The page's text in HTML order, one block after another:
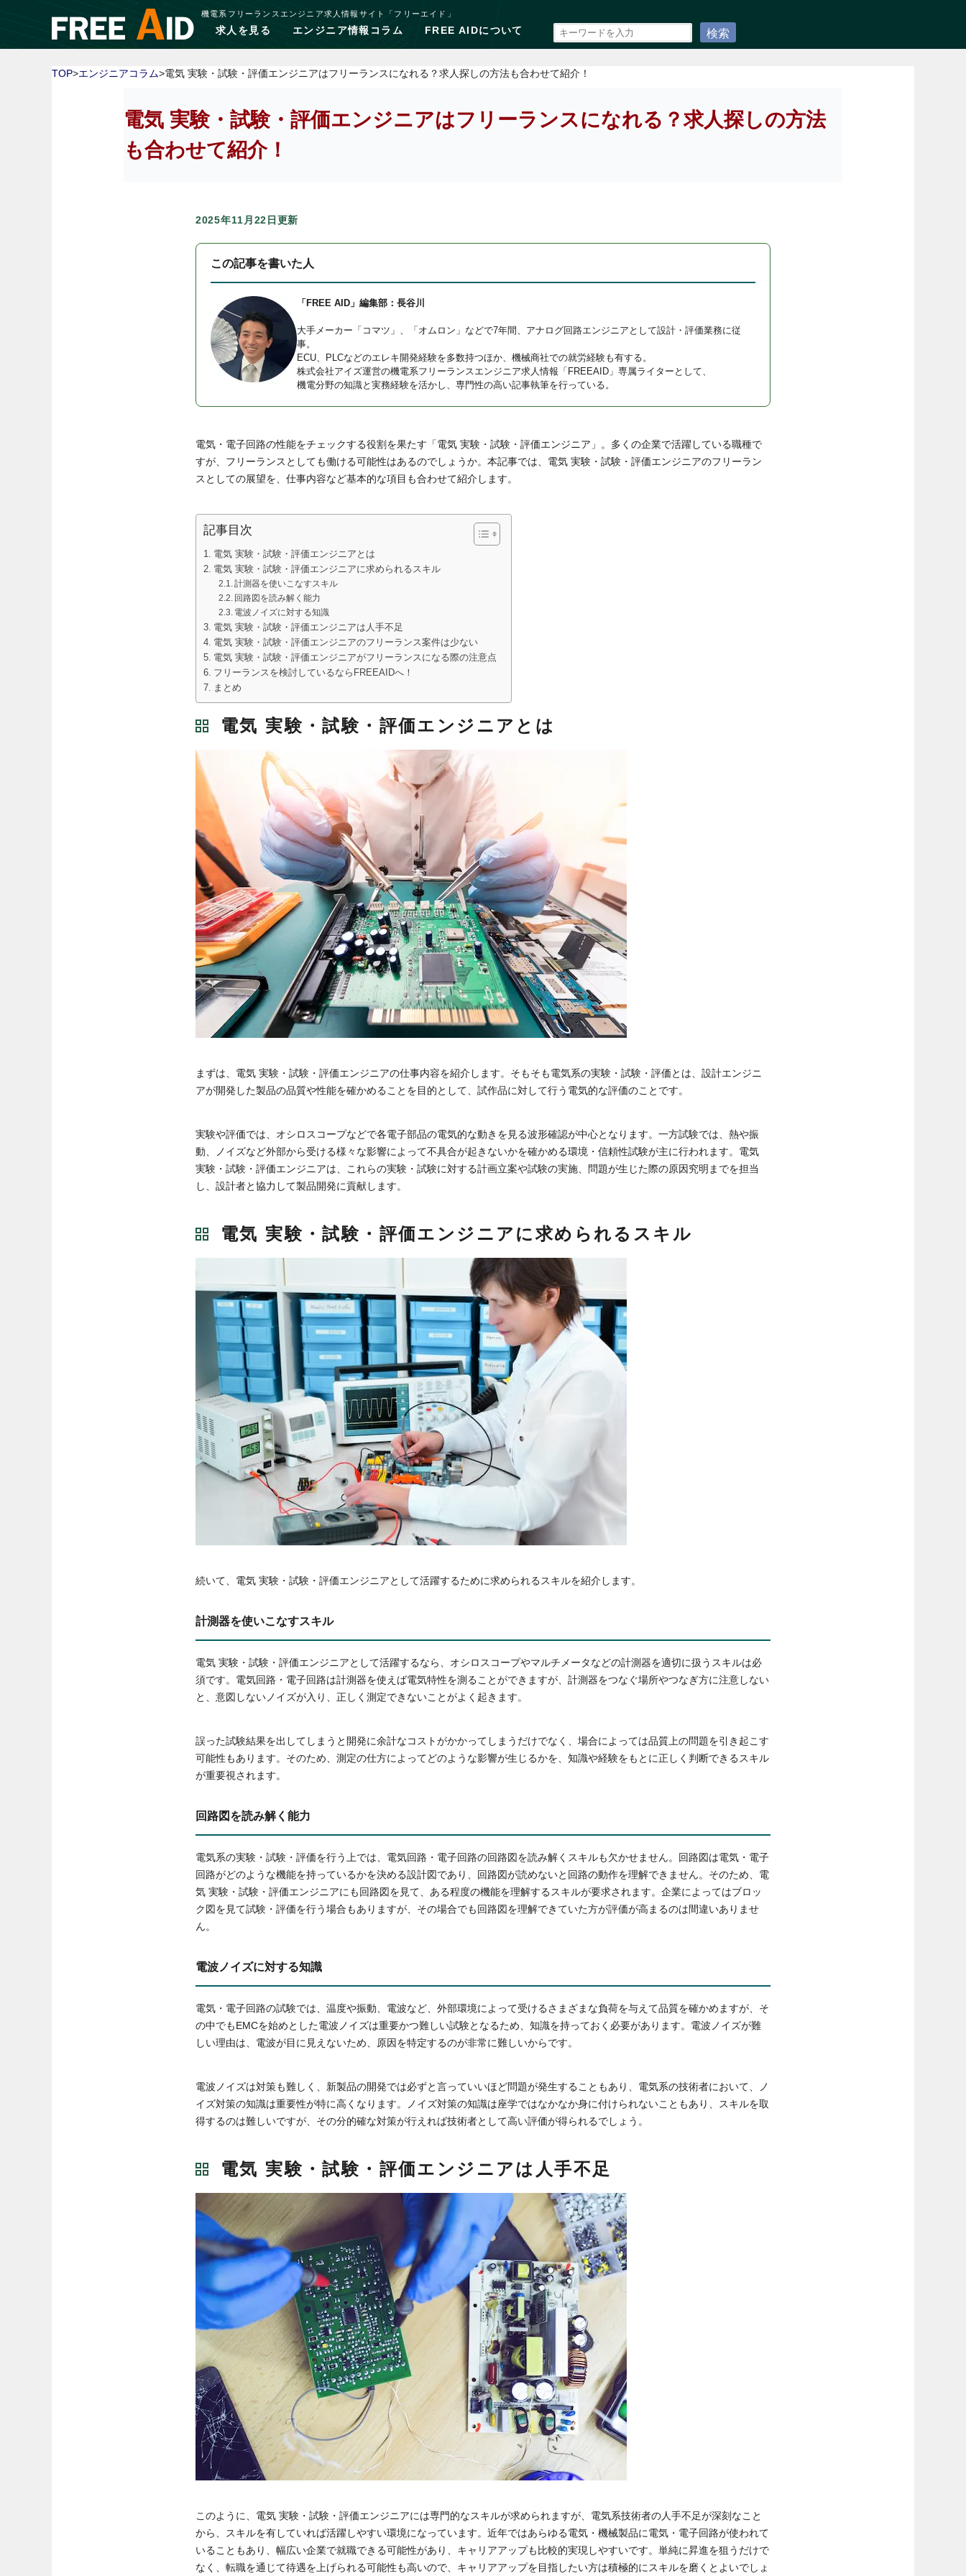
機電系フリーランスエンジニア求人情報サイト「フリーエイド」
求人を見る エンジニア情報コラム FREE AIDについて 検索
TOP>エンジニアコラム>電気 実験・試験・評価エンジニアはフリーランスになれる？求人探しの方法も合わせて紹介！
電気 実験・試験・評価エンジニアはフリーランスになれる？求人探しの方法
も合わせて紹介！
2025年11月22日更新
この記事を書いた人
「FREE AID」編集部：長谷川
大手メーカー「コマツ」、「オムロン」などで7年間、アナログ回路エンジニアとして設計・評価業務に従
事。
ECU、PLCなどのエレキ開発経験を多数持つほか、機械商社での就労経験も有する。
株式会社アイズ運営の機電系フリーランスエンジニア求人情報「FREEAID」専属ライターとして、
機電分野の知識と実務経験を活かし、専門性の高い記事執筆を行っている。
電気・電子回路の性能をチェックする役割を果たす「電気 実験・試験・評価エンジニア」。多くの企業で活躍している職種で
すが、フリーランスとしても働ける可能性はあるのでしょうか。本記事では、電気 実験・試験・評価エンジニアのフリーラン
スとしての展望を、仕事内容など基本的な項目も合わせて紹介します。
記事目次
電気 実験・試験・評価エンジニアとは
電気 実験・試験・評価エンジニアに求められるスキル
計測器を使いこなすスキル
回路図を読み解く能力
電波ノイズに対する知識
電気 実験・試験・評価エンジニアは人手不足
電気 実験・試験・評価エンジニアのフリーランス案件は少ない
電気 実験・試験・評価エンジニアがフリーランスになる際の注意点
フリーランスを検討しているならFREEAIDへ！
まとめ
電気 実験・試験・評価エンジニアとは
まずは、電気 実験・試験・評価エンジニアの仕事内容を紹介します。そもそも電気系の実験・試験・評価とは、設計エンジニ
アが開発した製品の品質や性能を確かめることを目的として、試作品に対して行う電気的な評価のことです。
実験や評価では、オシロスコープなどで各電子部品の電気的な動きを見る波形確認が中心となります。一方試験では、熱や振
動、ノイズなど外部から受ける様々な影響によって不具合が起きないかを確かめる環境・信頼性試験が主に行われます。電気
実験・試験・評価エンジニアは、これらの実験・試験に対する計画立案や試験の実施、問題が生じた際の原因究明までを担当
し、設計者と協力して製品開発に貢献します。
電気 実験・試験・評価エンジニアに求められるスキル
続いて、電気 実験・試験・評価エンジニアとして活躍するために求められるスキルを紹介します。
計測器を使いこなすスキル
電気 実験・試験・評価エンジニアとして活躍するなら、オシロスコープやマルチメータなどの計測器を適切に扱うスキルは必
須です。電気回路・電子回路は計測器を使えば電気特性を測ることができますが、計測器をつなぐ場所やつなぎ方に注意しない
と、意図しないノイズが入り、正しく測定できないことがよく起きます。
誤った試験結果を出してしまうと開発に余計なコストがかかってしまうだけでなく、場合によっては品質上の問題を引き起こす
可能性もあります。そのため、測定の仕方によってどのような影響が生じるかを、知識や経験をもとに正しく判断できるスキル
が重要視されます。
回路図を読み解く能力
電気系の実験・試験・評価を行う上では、電気回路・電子回路の回路図を読み解くスキルも欠かせません。回路図は電気・電子
回路がどのような機能を持っているかを決める設計図であり、回路図が読めないと回路の動作を理解できません。そのため、電
気 実験・試験・評価エンジニアにも回路図を見て、ある程度の機能を理解するスキルが要求されます。企業によってはブロッ
ク図を見て試験・評価を行う場合もありますが、その場合でも回路図を理解できていた方が評価が高まるのは間違いありませ
ん。
電波ノイズに対する知識
電気・電子回路の試験では、温度や振動、電波など、外部環境によって受けるさまざまな負荷を与えて品質を確かめますが、そ
の中でもEMCを始めとした電波ノイズは重要かつ難しい試験となるため、知識を持っておく必要があります。電波ノイズが難
しい理由は、電波が目に見えないため、原因を特定するのが非常に難しいからです。
電波ノイズは対策も難しく、新製品の開発では必ずと言っていいほど問題が発生することもあり、電気系の技術者において、ノ
イズ対策の知識は重要性が特に高くなります。ノイズ対策の知識は座学ではなかなか身に付けられないこともあり、スキルを取
得するのは難しいですが、その分的確な対策が行えれば技術者として高い評価が得られるでしょう。
電気 実験・試験・評価エンジニアは人手不足
このように、電気 実験・試験・評価エンジニアには専門的なスキルが求められますが、電気系技術者の人手不足が深刻なこと
から、スキルを有していれば活躍しやすい環境になっています。近年ではあらゆる電気・機械製品に電気・電子回路が使われて
いることもあり、幅広い企業で就職できる可能性があり、キャリアアップも比較的実現しやすいです。単純に昇進を狙うだけで
なく、転職を通じて待遇を上げられる可能性も高いので、キャリアアップを目指したい方は積極的にスキルを磨くとよいでしょ